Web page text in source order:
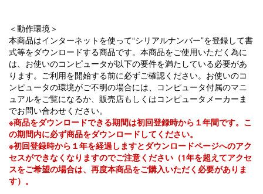
＜動作環境＞
本商品はインターネットを使って“シリアルナンバー”を登録して書
式等をダウンロードする商品です。本商品をご使用いただく為に
は、お使いのコンピュータが以下の要件を満たしている必要があ
ります。ご利用を開始する前に必ずご確認ください。お使いのコ
ンピュータの環境がご不明の場合には、コンピュータ付属のマニ
ュアルをご覧になるか、販売店もしくはコンピュータメーカーま
でお問い合わせください。
※商品をダウンロードできる期間は初回登録時から１年間です。こ
の期間内に必ず商品をダウンロードしてください。
※初回登録時から１年を経過しますとダウンロードページへのアク
セスができなくなりますのでご注意ください（1年を超えてアクセ
スをご希望の場合は、再度本商品をご購入いただく 必要がありま
す）。